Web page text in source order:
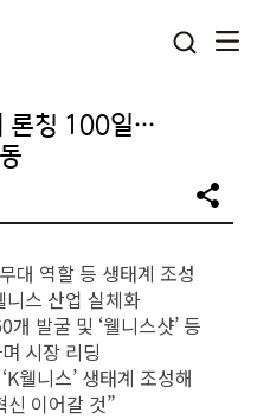
론칭 100일…
대 역할 등 생태계 조성
스 산업 실체화
발굴 및 ‘웰니스샷’ 등
시장 리딩
웰니스’ 생태계 조성해
이어갈 것”